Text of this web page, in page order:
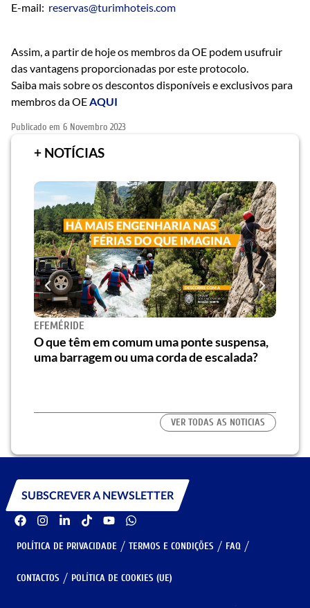
E-mail: reservas@turimhoteis.com
Assim, a partir de hoje os membros da OE podem usufruir
das vantagens proporcionadas por este protocolo.
Saiba mais sobre os descontos disponíveis e exclusivos para
membros da OEAQUI
Publicado em 6 Novembro 2023
+ NOTÍCIAS
EFEMÉRIDE
O que têm em comum uma ponte suspensa,
uma barragem ou uma corda de escalada?
VER TODAS AS NOTICIAS
SUBSCREVER A NEWSLETTER
POLÍTICA DE PRIVACIDADE TERMOS E CONDIÇÕES FAQ
CONTACTOS POLÍTICA DE COOKIES (UE)